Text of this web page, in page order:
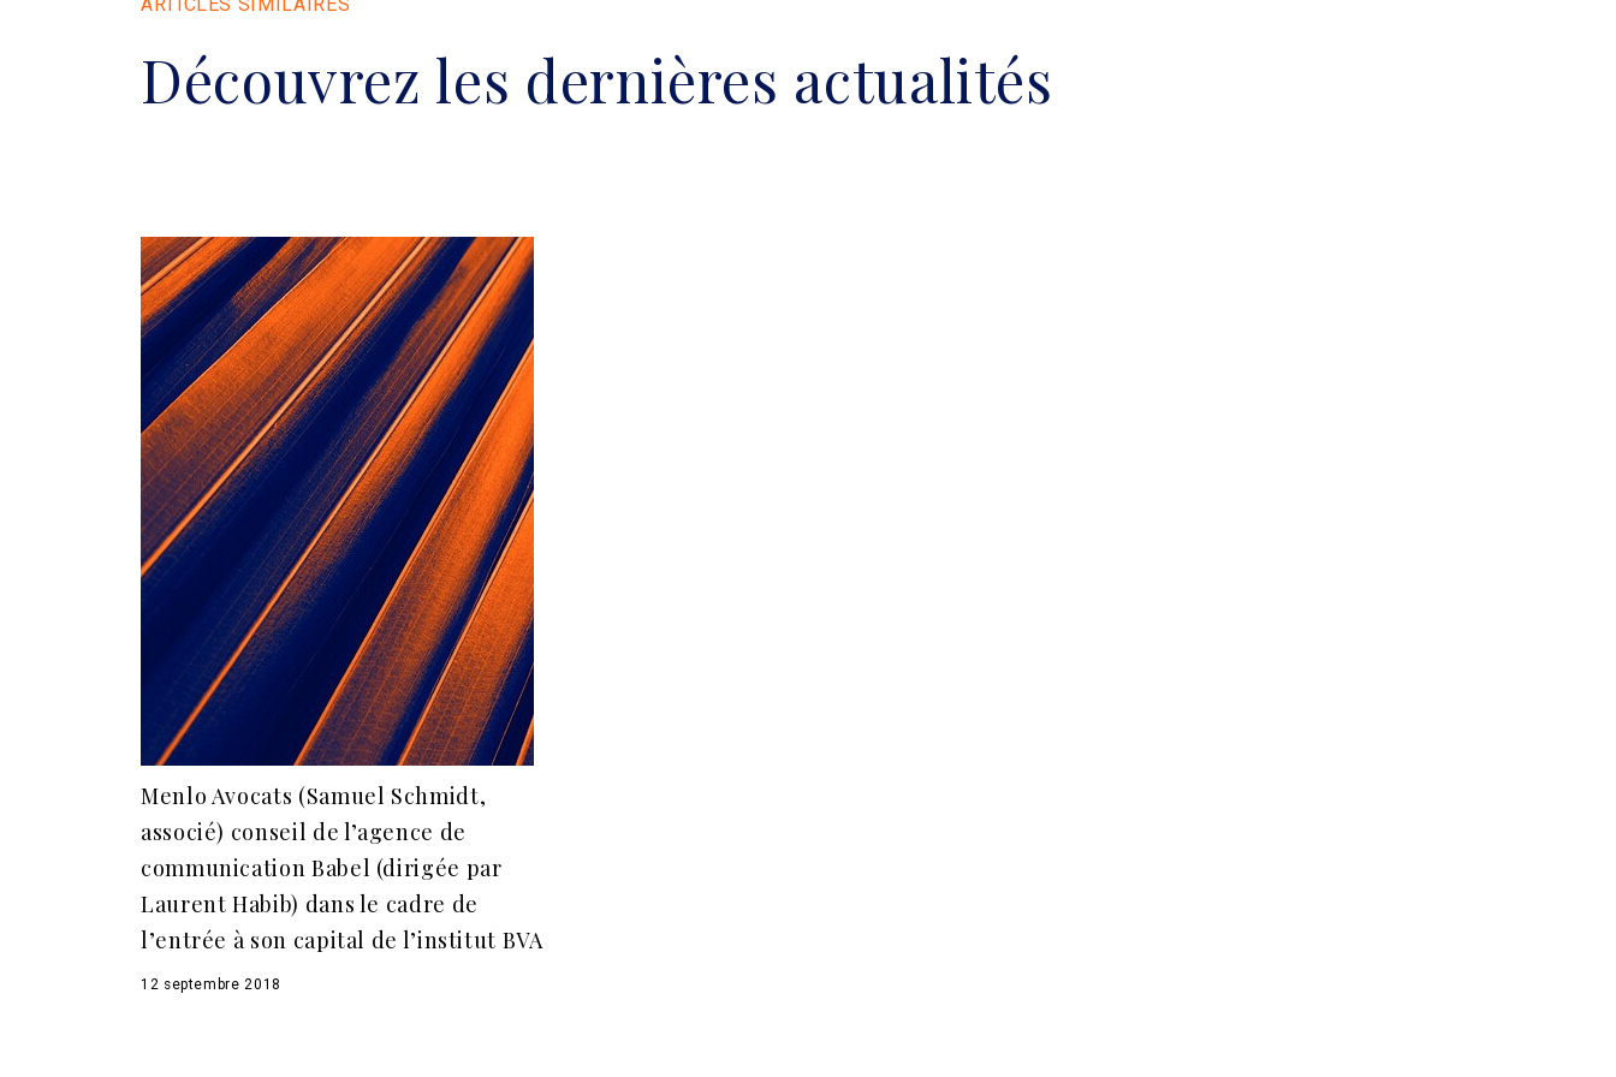
Découvrez les dernières actualités
Menlo Avocats (Samuel Schmidt,
associé) conseil de l’agence de
communication Babel (dirigée par
Laurent Habib) dans le cadre de
l’entrée à son capital de l’institut BVA
12 septembre 2018